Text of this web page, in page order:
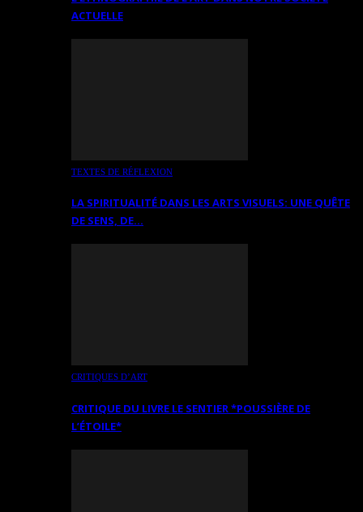
ACTUELLE
TEXTES DE RÉFLEXION
LA SPIRITUALITÉ DANS LES ARTS VISUELS: UNE QUÊTE
DE SENS, DE…
CRITIQUES D’ART
CRITIQUE DU LIVRE LE SENTIER *POUSSIÈRE DE
L’ÉTOILE*